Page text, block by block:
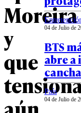
Moreira
y
que
04 de Julio de
BTS
abre
cancha
País
04 de Julio de